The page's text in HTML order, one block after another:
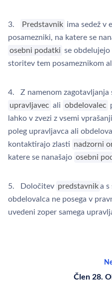
3. Predstavnik ima sedež v
posamezniki, na katere se
osebni podatki se obdelujejo
storitev tem posameznikom
4. Z namenom zagotavljanja
upravljavec ali obdelovalec
lahko v zvezi z vsemi
poleg upravljavca ali
kontaktirajo zlasti nadzorni
katere se nanašajo osebni
5. Določitev predstavnik a s
obdelovalca ne posega v
uvedeni zoper samega
Člen 28.